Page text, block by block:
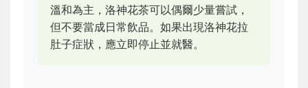
溫和為主，洛神花茶可以偶爾少量嘗試，
但不要當成日常飲品。如果出現洛神花拉
肚子症狀，應立即停止並就醫。